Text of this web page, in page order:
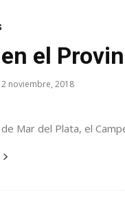
el
noviembre, 2018
Mar del Plata, el